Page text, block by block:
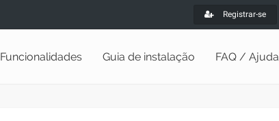
Registrar-se
Funcionalidades Guia de instalação FAQ / Ajuda